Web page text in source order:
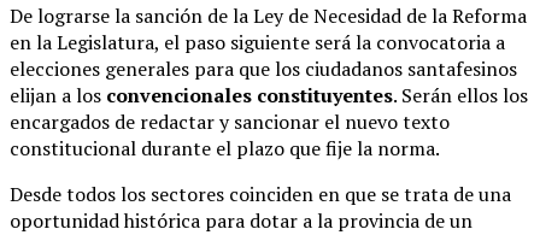
De lograrse la sanción de la Ley de Necesidad de la Reforma
en la Legislatura, el paso siguiente será la convocatoria a
elecciones generales para que los ciudadanos santafesinos
elijan a los convencionales constituyentes. Serán ellos los
encargados de redactar y sancionar el nuevo texto
constitucional durante el plazo que fije la norma.
Desde todos los sectores coinciden en que se trata de una
oportunidad histórica para dotar a la provincia de un